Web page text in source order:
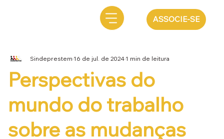
ASSOCIE-SE
Perspectivas do
mundo do trabalho
sobre as mudanças
Sindeprestem16 de jul. de 20241 min de leitura